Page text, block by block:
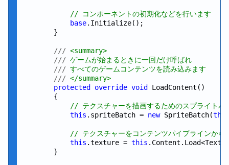
// コンポーネントの初期化などを行います
base.Initialize();
        }
/// <summary>
/// ゲームが始まるときに一回だけ呼ばれ
/// すべてのゲームコンテンツを読み込みます
/// </summary>
protected
override void
LoadContent()
        {
// テクスチャーを描画するためのスプライトバ
this .spriteBatch = new SpriteBatch(this
// テクスチャーをコンテンツパイプラインから
this .texture = this
        }